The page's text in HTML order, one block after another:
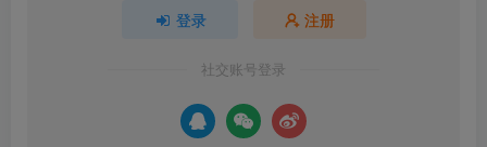
登录 注册
社交账号登录